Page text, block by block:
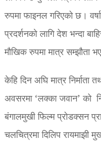
रुपमा फाइनल गरिएको छ।
प्रदर्शनको लागि देश भन्दा
मौखिक रुपमा मात्र सम्झौता
केहि दिन अघि मात्र
अवसरमा ‘लक्का जवान’ को
बंगालमुखी फिल्म प्रोडक्सन
चलचित्रमा दिलिप रायमाझी